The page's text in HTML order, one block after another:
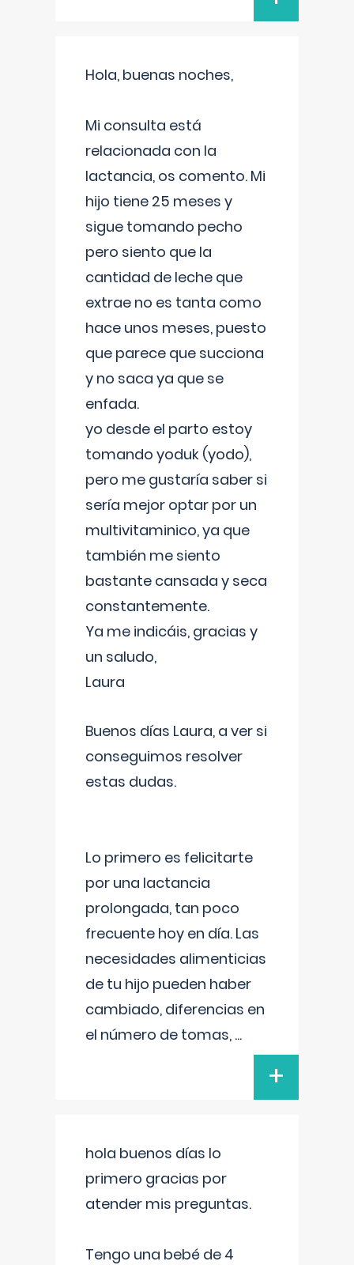
Hola, buenas noches,
Mi consulta está
relacionada con la
lactancia, os comento. Mi
hijo tiene 25 meses y
sigue tomando pecho
pero siento que la
cantidad de leche que
extrae no es tanta como
hace unos meses, puesto
que parece que succiona
y no saca ya que se
enfada.
yo desde el parto estoy
tomando yoduk (yodo),
pero me gustaría saber si
sería mejor optar por un
multivitaminico, ya que
también me siento
bastante cansada y seca
constantemente.
Ya me indicáis, gracias y
un saludo,
Laura
Buenos días Laura, a ver si
conseguimos resolver
estas dudas.
Lo primero es felicitarte
por una lactancia
prolongada, tan poco
frecuente hoy en día. Las
necesidades alimenticias
de tu hijo pueden haber
cambiado, diferencias en
el número de tomas, ...
+
hola buenos días lo
primero gracias por
atender mis preguntas.
Tengo una bebé de 4